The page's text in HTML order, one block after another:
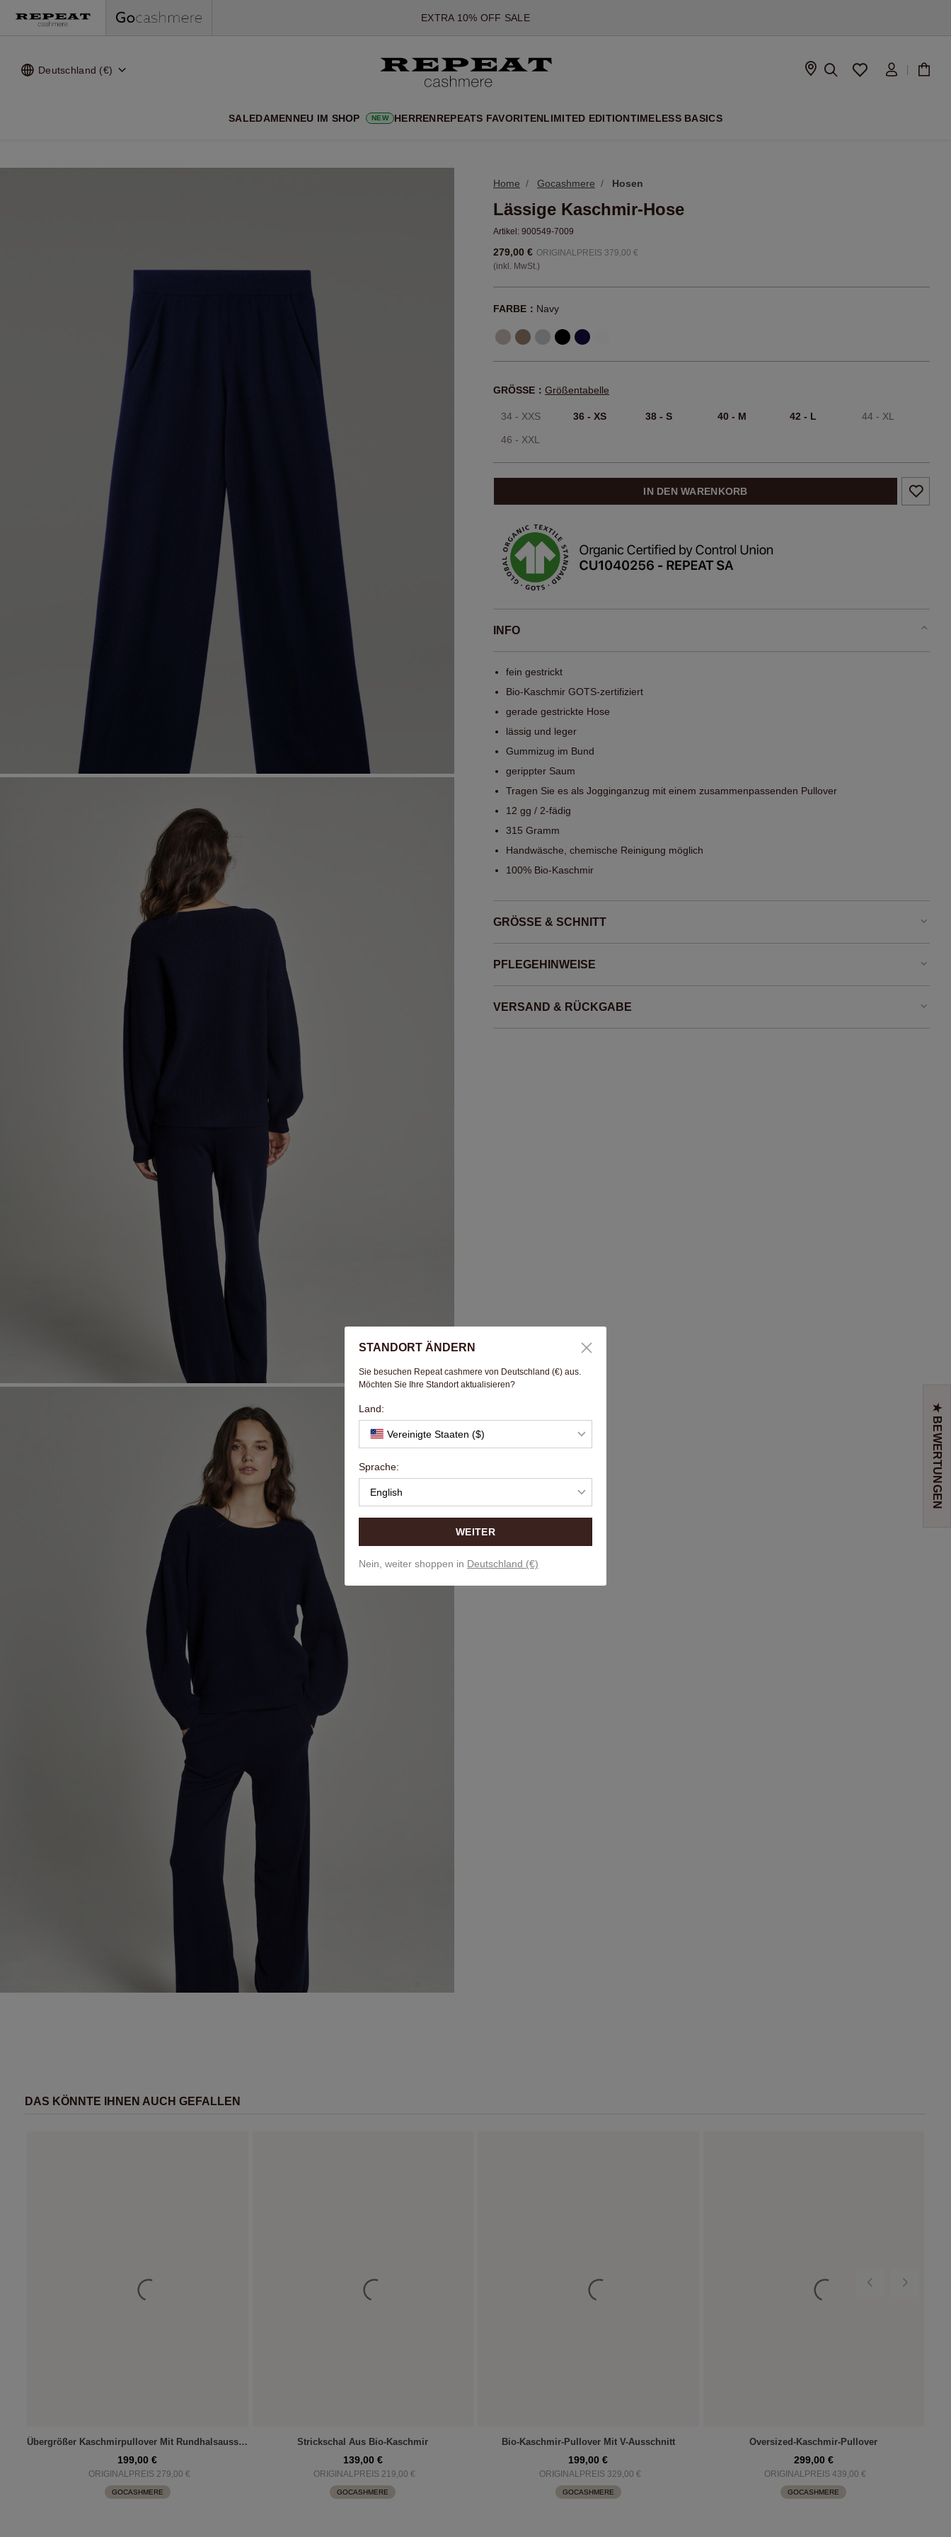
*DIESES ANGEBOT GILT BIS ZUM 12 AUGUST 2026
*GILT NICHT FÜR LIMITED EDITION
*AUSNAHMEN SIND MÖGLICH
NEUE CASHMERE-NEUHEITEN
EXTRA 10% OFF SALE
Deutschland (€)
SALEDAMENNEU IM SHOP NEW HERRENREPEATS FAVORITENLIMITED EDITIONTIMELESS BASICS
Home Gocashmere Hosen
Lässige Kaschmir-Hose
Artikel: 900549-7009
279,00 € ORIGINALPREIS 379,00 €
(inkl. MwSt.)
FARBE： Navy
GRÖSSE： Größentabelle
34 - XXS 36 - XS 38 - S 40 - M 42 - L 44 - XL
46 - XXL
IN DEN WARENKORB
INFO
fein gestrickt
Bio-Kaschmir GOTS-zertifiziert
gerade gestrickte Hose
lässig und leger
Gummizug im Bund
gerippter Saum
Tragen Sie es als Jogginganzug mit einem zusammenpassenden Pullover
12 gg / 2-fädig
315 Gramm
Handwäsche, chemische Reinigung möglich
100% Bio-Kaschmir
GRÖSSE & SCHNITT
PFLEGEHINWEISE
VERSAND & RÜCKGABE
DAS KÖNNTE IHNEN AUCH GEFALLEN
Übergrößer Kaschmirpullover Mit Rundhalsausschnitt
199,00 €
ORIGINALPREIS 279,00 €
GOCASHMERE
Strickschal Aus Bio-Kaschmir
139,00 €
ORIGINALPREIS 219,00 €
GOCASHMERE
Bio-Kaschmir-Pullover Mit V-Ausschnitt
199,00 €
ORIGINALPREIS 329,00 €
GOCASHMERE
Oversized-Kaschmir-Pullover
299,00 €
ORIGINALPREIS 439,00 €
GOCASHMERE
★ BEWERTUNGEN
STANDORT ÄNDERN
Sie besuchen Repeat cashmere von Deutschland (€) aus.
Möchten Sie Ihre Standort aktualisieren?
Land:
Vereinigte Staaten ($)
Sprache:
English
WEITER
Nein, weiter shoppen in Deutschland (€)